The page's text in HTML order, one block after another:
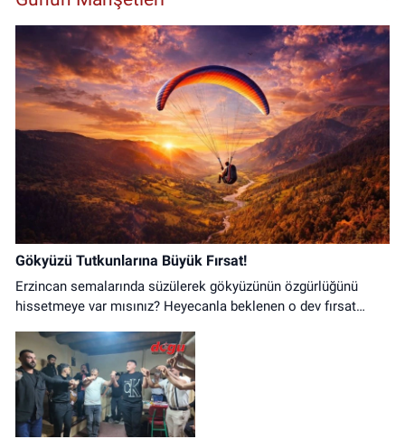
Gökyüzü Tutkunlarına Büyük Fırsat!
Erzincan semalarında süzülerek gökyüzünün özgürlüğünü
hissetmeye var mısınız? Heyecanla beklenen o dev fırsat